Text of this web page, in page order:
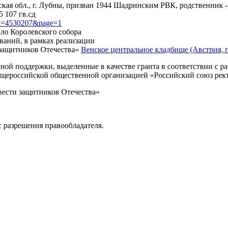
обл., г. Лубны, призван 1944 Шадринским РВК, родственник
107 гв.сд
Королевского собора
в рамках реализации
Отечества» Венское центральное кладбище (Австрия,
поддержки, выделенные в качестве гранта в соответствии
общественной организацией «Российский союз
защитников Отечества»
правообладателя.